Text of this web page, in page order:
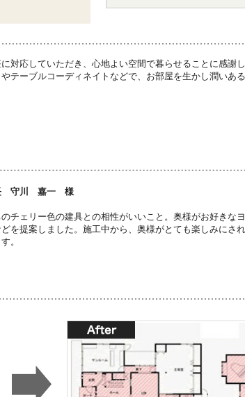
対応していただき、心地よい空間で暮らせることに感謝
テーブルコーディネイトなどで、お部屋を生かし潤いあ
長 守川 嘉一 様
チェリー色の建具との相性がいいこと。奥様がお好きな
を提案しました。施工中から、奥様がとても楽しみにさ
。